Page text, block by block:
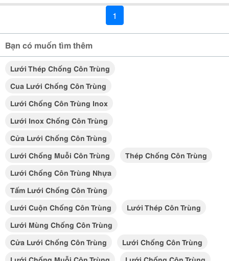
1
Bạn có muốn tìm thêm
Lưới Thép Chống Côn Trùng
Cua Lưới Chống Côn Trùng
Lưới Chống Côn Trùng Inox
Lưới Inox Chống Côn Trùng
Cửa Lưới Chống Côn Trùng
Lưới Chống Muỗi Côn Trùng
Thép Chống Côn Trùng
Lưới Chống Côn Trùng Nhựa
Tấm Lưới Chống Côn Trùng
Lưới Cuộn Chống Côn Trùng
Lưới Thép Côn Trùng
Lưới Mùng Chống Côn Trùng
Cửa Lưới Chống Côn Trùng
Lưới Chống Côn Trùng